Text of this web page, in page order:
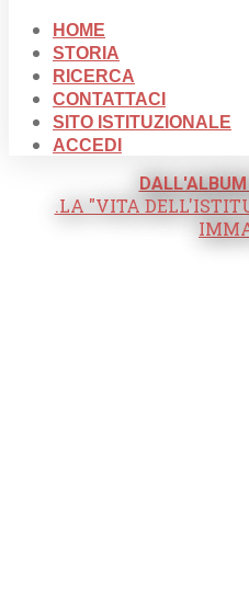
HOME
STORIA
RICERCA
CONTATTACI
SITO ISTITUZIONALE
ACCEDI
.LA "VITA